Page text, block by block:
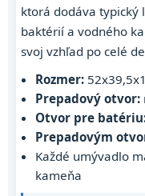
ktorá dodáva typický
baktérií a vodného
svoj vzhľad po celé
Rozmer:
Prepadový otvor:
Otvor pre
Prepadovým
Každé umývadlo
kameňa